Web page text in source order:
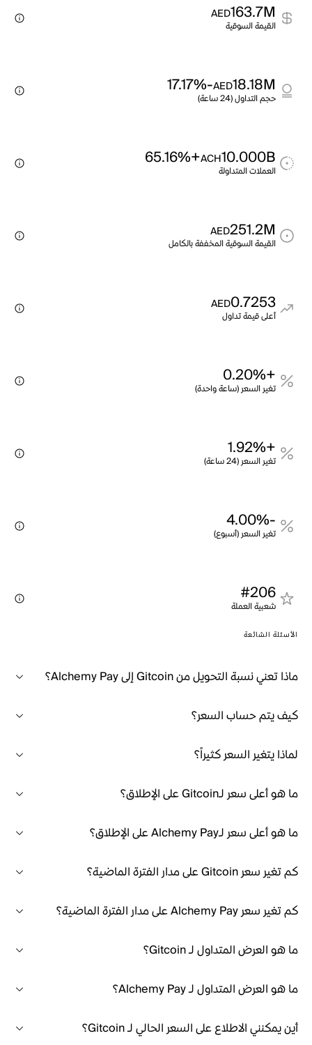
163.7M
AED
القيمة السوقية
18.18M
AED
-17.17%
حجم التداول (24 ساعة)
10.000B
ACH
+65.16%
العملات المتداولة
251.2M
AED
القيمة السوقية المخففة بالكامل
0.7253
AED
أعلى قيمة تداول
+0.20%
تغير السعر (ساعة واحدة)
+1.92%
تغير السعر (24 ساعة)
-4.00%
تغير السعر (أسبوع)
#206
شعبية العملة
الأسئلة الشائعة
ماذا تعني نسبة التحويل من Gitcoin إلى Alchemy Pay؟
كيف يتم حساب السعر؟
لماذا يتغير السعر كثيراً؟
ما هو أعلى سعر لـGitcoin على الإطلاق؟
ما هو أعلى سعر لـAlchemy Pay على الإطلاق؟
كم تغير سعر Gitcoin على مدار الفترة الماضية؟
كم تغير سعر Alchemy Pay على مدار الفترة الماضية؟
ما هو العرض المتداول لـ Gitcoin؟
ما هو العرض المتداول لـ Alchemy Pay؟
أين يمكنني الاطلاع على السعر الحالي لـ Gitcoin؟